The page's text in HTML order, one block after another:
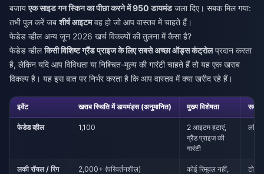
बजायएक साइड गन स्किन का पीछा करने में 950 डायमंडजला दिए। सबक मिल गया:
तभी पुल करें जबशीर्ष आइटमवह हो जो आप वास्तव में चाहते हैं।
फेडेड व्हील अन्य जून 2026 खर्च विकल्पों की तुलना में कैसा है?
फेडेड व्हीलकिसी विशिष्ट ग्रैंड प्राइज के लिए सबसे अच्छा ऑड्स कंट्रोलप्रदान करता
है, लेकिन यदि आप विविधता या निश्चित-मूल्य की गारंटी चाहते हैं तो यह एक खराब
विकल्प है। यह इस बात पर निर्भर करता है कि आप वास्तव में क्या खरीद रहे हैं।
इवेंट खराब स्थिति में डायमंड्स (अनुमानित) मुख्य विशेषता
फेडेड व्हील 1,100
2 आइटम हटाएं,
ग्रैंड प्राइज की
गारंटी
लकी रॉयल / रिंग 2,000+ (परिवर्तनशील)
कोई रिमूवल नहीं,